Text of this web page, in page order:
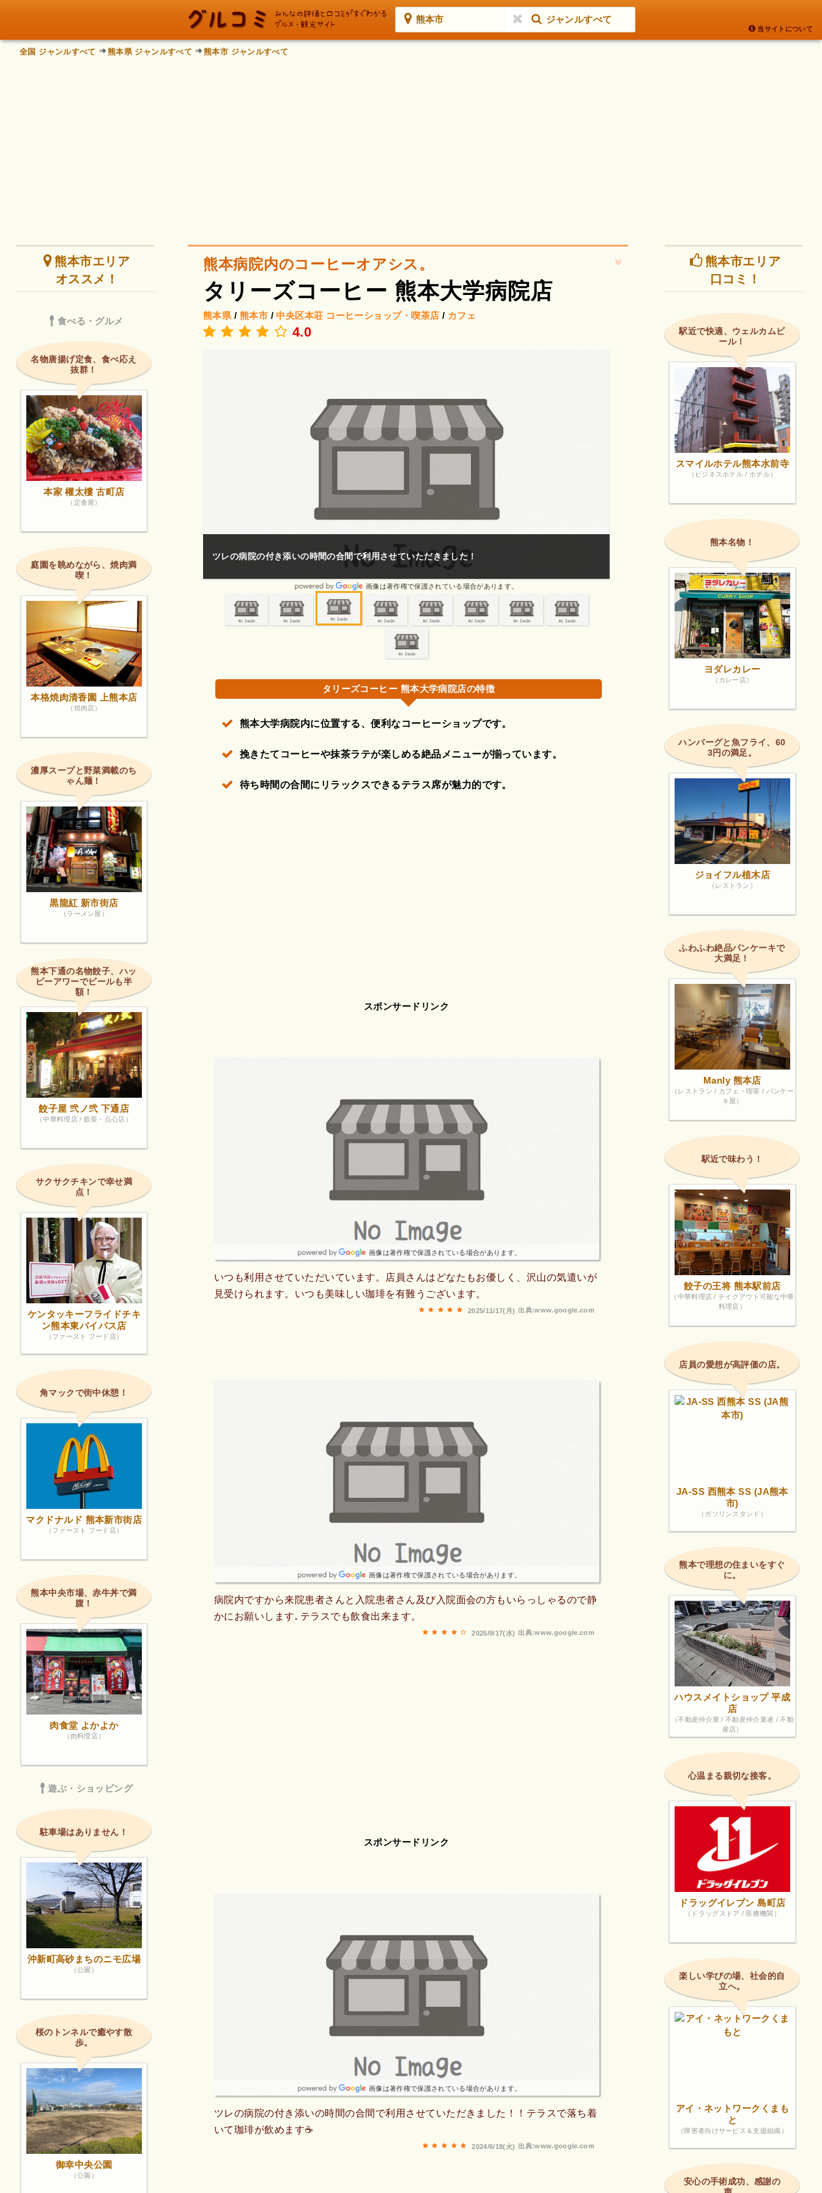
熊本市 ジャンルすべて
当サイトについて
全国 ジャンルすべて 熊本県 ジャンルすべて 熊本市 ジャンルすべて
熊本病院内のコーヒーオアシス。
タリーズコーヒー 熊本大学病院店
熊本県 / 熊本市 /中央区本荘 コーヒーショップ・喫茶店 / カフェ
4.0
面会の方もいらっしゃるので静かにお願いし
保護されている場合があります。
ツレの病院の付き添いの時間の合間で利用させていただきました！
画像は著作権で保護されている場合があります。
やはりゆっくり食事が出来そうではありませんが
画像は著作権
タリーズコーヒー 熊本大学病院店の特徴
熊本大学病院内に位置する、便利なコーヒーショップです。
挽きたてコーヒーや抹茶ラテが楽しめる絶品メニューが揃っています。
待ち時間の合間にリラックスできるテラス席が魅力的です。
スポンサードリンク
画像は著作権で保護されている場合があります。
いつも利用させていただいています。店員さんはどなたもお優しく、沢山の気遣いが
見受けられます。いつも美味しい珈琲を有難うございます。
出典:www.google.com
2025/11/17(月)
画像は著作権で保護されている場合があります。
病院内ですから来院患者さんと入院患者さん及び入院面会の方もいらっしゃるので静
かにお願いします. テラスでも飲食出来ます。
出典:www.google.com
2025/9/17(水)
スポンサードリンク
画像は著作権で保護されている場合があります。
ツレの病院の付き添いの時間の合間で利用させていただきました！！テラスで落ち着
いて珈琲が飲めます☕
出典:www.google.com
2024/6/18(火)
熊本市エリア
オススメ！
食べる・グルメ
名物唐揚げ定食、食べ応え
抜群！
本家 權太樓 古町店
（定食屋）
庭園を眺めながら、焼肉満
喫！
本格焼肉清香園 上熊本店
（焼肉店）
濃厚スープと野菜満載のち
ゃん麺！
黒龍紅 新市街店
（ラーメン屋）
熊本下通の名物餃子、ハッ
ピーアワーでビールも半
額！
餃子屋 弐ノ弐 下通店
（中華料理店 / 飲茶・点心店）
サクサクチキンで幸せ満
点！
ケンタッキーフライドチキ
ン熊本東バイパス店
（ファースト フード店）
角マックで街中休憩！
マクドナルド 熊本新市街店
（ファースト フード店）
熊本中央市場、赤牛丼で満
腹！
肉食堂 よかよか
（肉料理店）
遊ぶ・ショッピング
駐車場はありません！
沖新町高砂まちのニモ広場
（公園）
桜のトンネルで癒やす散
歩。
御幸中央公園
（公園）
熊本市エリア
口コミ！
駅近で快適、ウェルカムビ
ール！
スマイルホテル熊本水前寺
（ビジネスホテル / ホテル）
熊本名物！
ヨダレカレー
（カレー店）
ハンバーグと魚フライ、60
3円の満足。
ジョイフル植木店
（レストラン）
ふわふわ絶品パンケーキで
大満足！
Manly 熊本店
（レストラン / カフェ・喫茶 / パンケー
キ屋）
駅近で味わう！
餃子の王将 熊本駅前店
（中華料理店 / テイクアウト可能な中華
料理店）
店員の愛想が高評価の店。
JA-SS 西熊本 SS (JA熊本
市)
（ガソリンスタンド）
熊本で理想の住まいをすぐ
に。
ハウスメイトショップ 平成
店
（不動産仲介業 / 不動産仲介業者 / 不動
産店）
心温まる親切な接客。
ドラッグイレブン 島町店
（ドラッグストア / 医療機関）
楽しい学びの場、社会的自
立へ。
アイ・ネットワークくまも
と
（障害者向けサービス＆支援組織）
安心の手術成功、感謝の